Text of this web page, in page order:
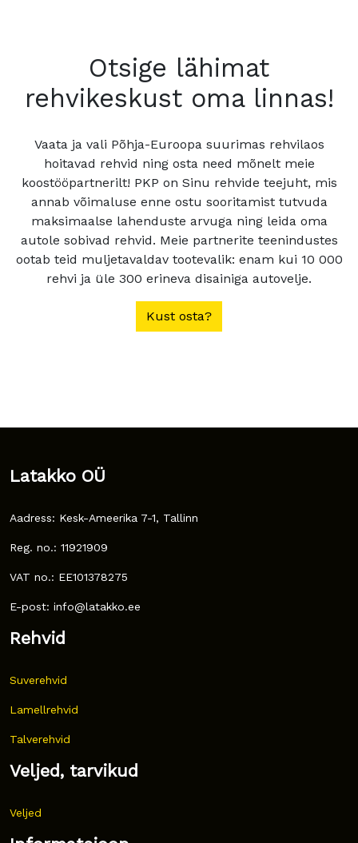
Otsige lähimat
rehvikeskust oma linnas!
Vaata ja vali Põhja-Euroopa suurimas rehvilaos
hoitavad rehvid ning osta need mõnelt meie
koostööpartnerilt! PKP on Sinu rehvide teejuht, mis
annab võimaluse enne ostu sooritamist tutvuda
maksimaalse lahenduste arvuga ning leida oma
autole sobivad rehvid. Meie partnerite teenindustes
ootab teid muljetavaldav tootevalik: enam kui 10 000
rehvi ja üle 300 erineva disainiga autovelje.
Kust osta?
Latakko OÜ
Aadress: Kesk-Ameerika 7-1, Tallinn
Reg. no.: 11921909
VAT no.: EE101378275
E-post: info@latakko.ee
Rehvid
Suverehvid
Lamellrehvid
Talverehvid
Veljed, tarvikud
Veljed